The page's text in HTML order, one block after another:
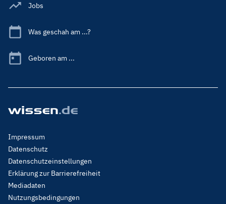
Jobs
Was geschah am ...?
Geboren am ...
Footer
Menu
Legal
Impressum
Datenschutz
Datenschutzeinstellungen
Erklärung zur Barrierefreiheit
Mediadaten
Nutzungsbedingungen